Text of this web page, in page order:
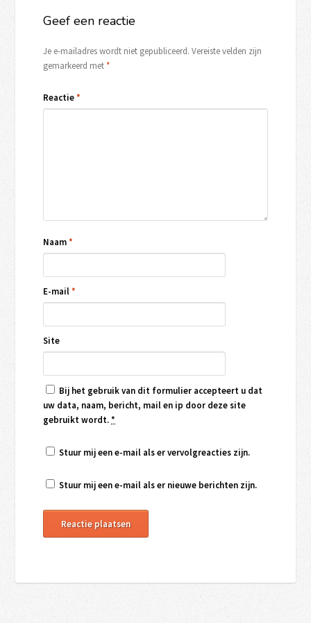
Geef een reactie
Je e-mailadres wordt niet gepubliceerd. Vereiste velden zijn
gemarkeerd met*
Reactie*
Naam*
E-mail*
Site
Bij het gebruik van dit formulier accepteert u dat
uw data, naam, bericht, mail en ip door deze site
gebruikt wordt.*
Stuur mij een e-mail als er vervolgreacties zijn.
Stuur mij een e-mail als er nieuwe berichten zijn.